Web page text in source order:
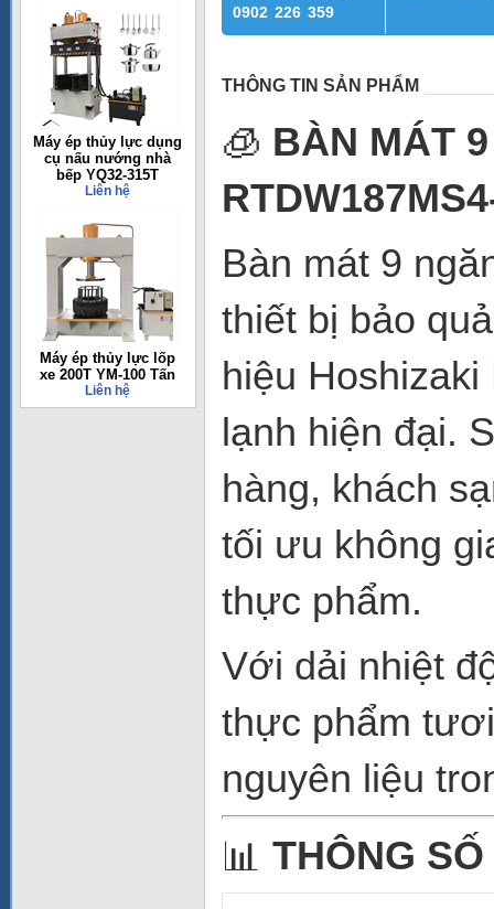
Máy ép thủy lực dụng
cụ nấu nướng nhà
bếp YQ32-315T
Liên hệ
Máy ép thủy lực lốp
xe 200T YM-100 Tấn
Liên hệ
0902 226 359
THÔNG TIN SẢN PHẨM
🧊 BÀN MÁT
Bàn mát 9
thiết bị bảo
hiệu
lạnh hiện đại.
hàng, khách
tối ưu không
thực phẩm.
Với dải nhiệt
thực phẩm
nguyên liệu
📊 THÔNG